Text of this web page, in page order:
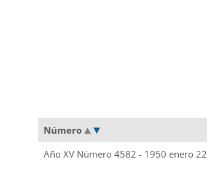
Número
Año XV Número 4582 - 1950 enero 22